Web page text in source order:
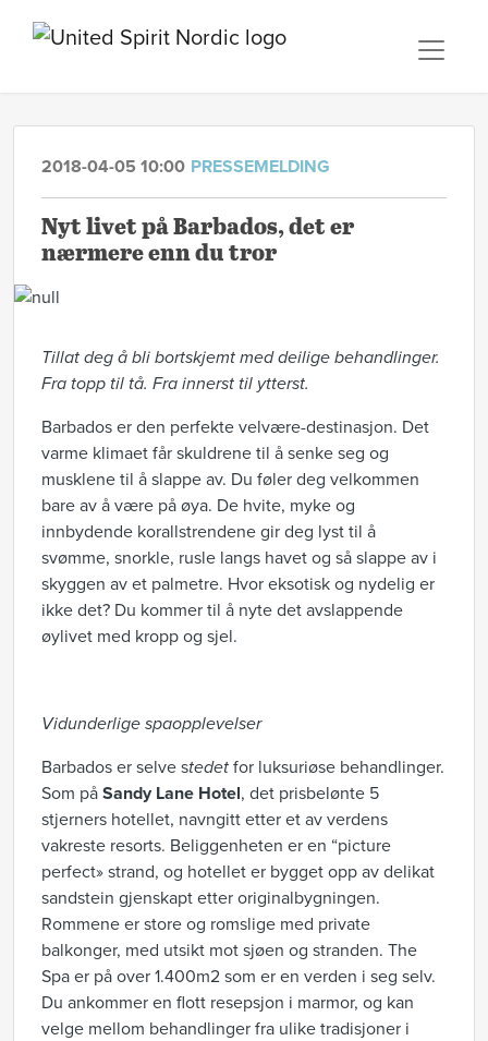
2018-04-05 10:00 PRESSEMELDING
Nyt livet på Barbados, det er
nærmere enn du tror
Tillat deg å bli bortskjemt med deilige behandlinger.
Fra topp til tå. Fra innerst til ytterst.
Barbados er den perfekte velvære-destinasjon. Det
varme klimaet får skuldrene til å senke seg og
musklene til å slappe av. Du føler deg velkommen
bare av å være på øya. De hvite, myke og
innbydende korallstrendene gir deg lyst til å
svømme, snorkle, rusle langs havet og så slappe av i
skyggen av et palmetre. Hvor eksotisk og nydelig er
ikke det? Du kommer til å nyte det avslappende
øylivet med kropp og sjel.
Vidunderlige spaopplevelser
Barbados er selve stedet for luksuriøse behandlinger.
Som på Sandy Lane Hotel, det prisbelønte 5
stjerners hotellet, navngitt etter et av verdens
vakreste resorts. Beliggenheten er en “picture
perfect» strand, og hotellet er bygget opp av delikat
sandstein gjenskapt etter originalbygningen.
Rommene er store og romslige med private
balkonger, med utsikt mot sjøen og stranden. The
Spa er på over 1.400m2 som er en verden i seg selv.
Du ankommer en flott resepsjon i marmor, og kan
velge mellom behandlinger fra ulike tradisjoner i